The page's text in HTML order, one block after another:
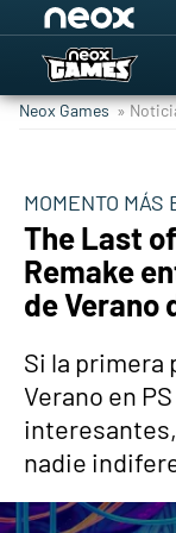
Neox Games »
MOMENTO MÁS
The Last
Remake
de Verano
Si la primera
Verano en
nadie